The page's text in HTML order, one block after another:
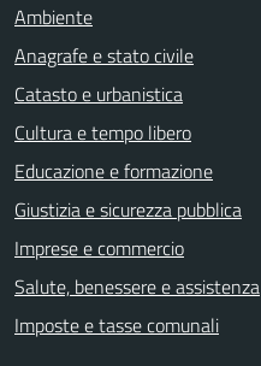
Ambiente
Anagrafe e stato civile
Catasto e urbanistica
Cultura e tempo libero
Educazione e formazione
Giustizia e sicurezza pubblica
Imprese e commercio
Salute, benessere e assistenza
Imposte e tasse comunali